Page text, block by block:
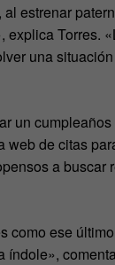
estrenar
Torres.
una
un cumpleaños
de citas
a
como ese